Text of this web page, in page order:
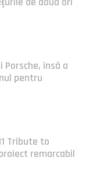
însă a
pentru
Tribute to
remarcabil